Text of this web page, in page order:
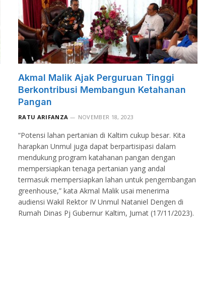
Akmal Malik Ajak Perguruan Tinggi
Berkontribusi Membangun Ketahanan
Pangan
RATU ARIFANZA NOVEMBER 18, 2023
“Potensi lahan pertanian di Kaltim cukup besar. Kita
harapkan Unmul juga dapat berpartisipasi dalam
mendukung program katahanan pangan dengan
mempersiapkan tenaga pertanian yang andal
termasuk mempersiapkan lahan untuk pengembangan
greenhouse,” kata Akmal Malik usai menerima
audiensi Wakil Rektor IV Unmul Nataniel Dengen di
Rumah Dinas Pj Gubernur Kaltim, Jumat (17/11/2023).